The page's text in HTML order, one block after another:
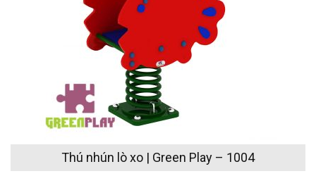
Thú nhún lò xo | Green Play – 1004